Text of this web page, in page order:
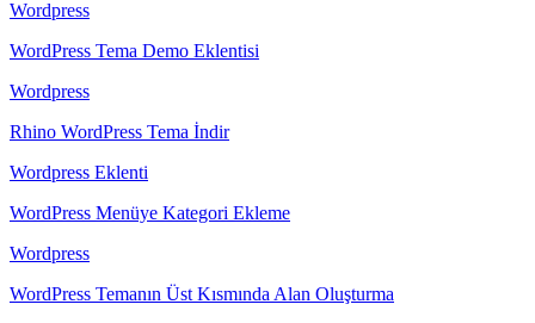
Wordpress
WordPress Tema Demo Eklentisi
Wordpress
Rhino WordPress Tema İndir
Wordpress Eklenti
WordPress Menüye Kategori Ekleme
Wordpress
WordPress Temanın Üst Kısmında Alan Oluşturma